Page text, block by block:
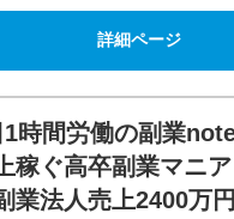
詳細ページ
1時間労働の副業
稼ぐ高卒副業マニ
業法人売上2400万